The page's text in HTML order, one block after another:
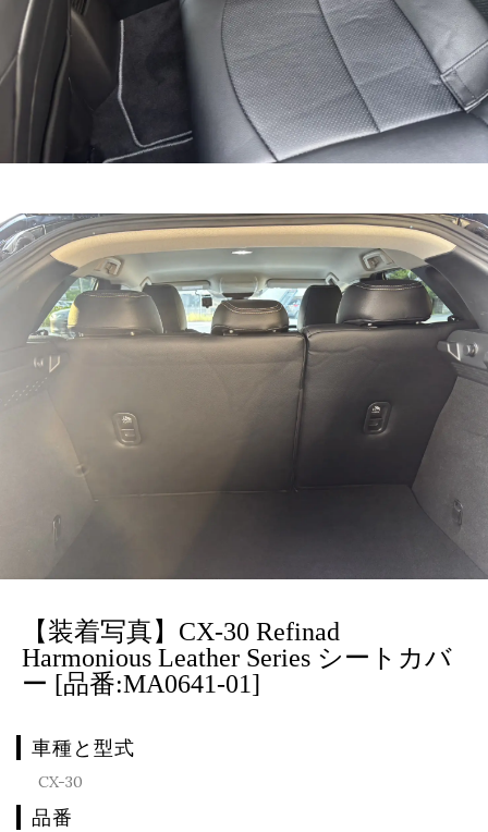
【装着写真】CX-30 Refinad
Harmonious Leather Series シートカバ
ー [品番:MA0641-01]
車種と型式
CX-30
品番